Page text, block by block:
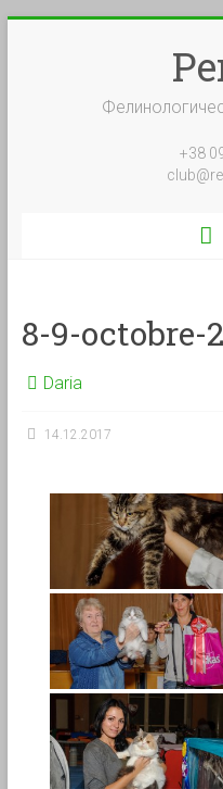
+38
8-9-octobre-
Daria
14.12.2017